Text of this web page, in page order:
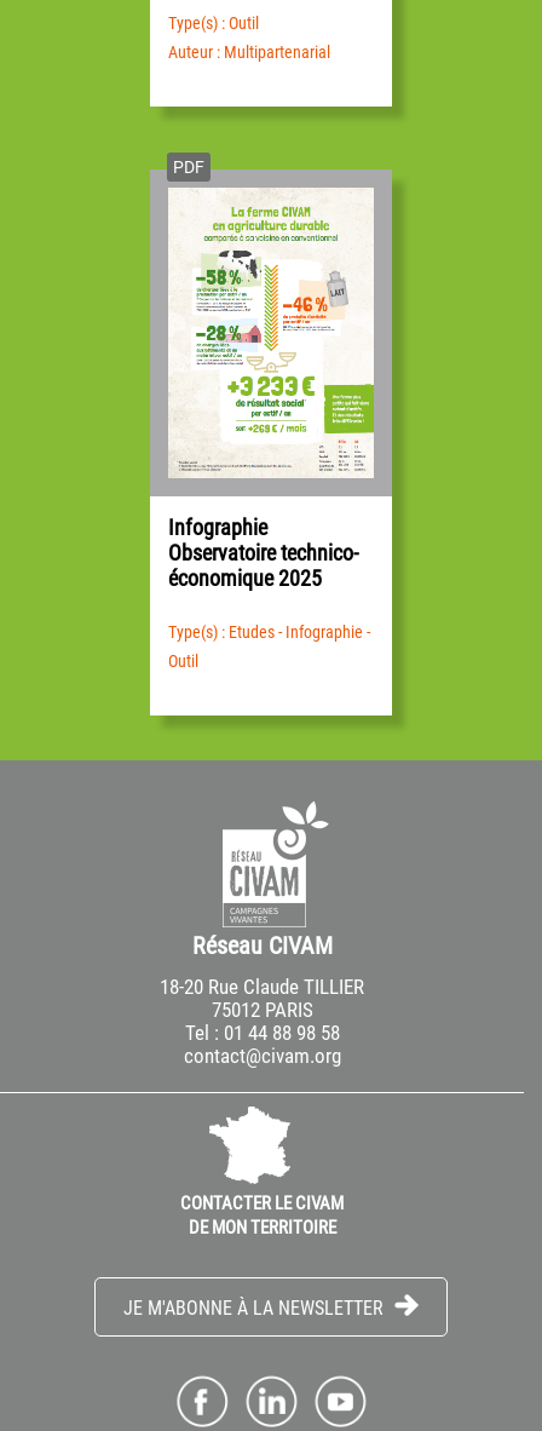
Type(s) : Outil
Auteur : Multipartenarial
PDF
Infographie
Observatoire technico-
économique 2025
Type(s) : Etudes - Infographie -
Outil
Réseau CIVAM
18-20 Rue Claude TILLIER
75012 PARIS
Tel : 01 44 88 98 58
contact@civam.org
CONTACTER LE CIVAM
DE MON TERRITOIRE
JE M'ABONNE À LA NEWSLETTER